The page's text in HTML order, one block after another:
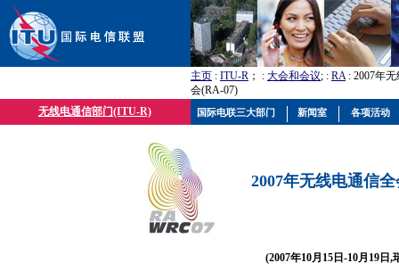
主页 : ITU-R ； : 大会和会议; : RA: 2007年
会(RA-07)
无线电通信部门(ITU-R)
2007年无线电通信
(2007年10月15日-10月19日,
国际电联三大部门 新闻室 各项活动